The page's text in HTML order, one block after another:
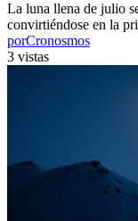
La luna llena de julio
convirtiéndose en la
porCronosmos
3 vistas